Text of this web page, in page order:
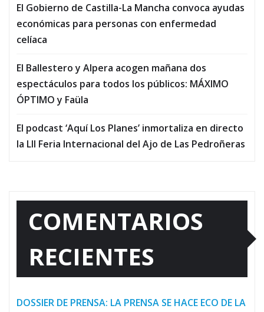
El Gobierno de Castilla-La Mancha convoca ayudas
económicas para personas con enfermedad
celíaca
El Ballestero y Alpera acogen mañana dos
espectáculos para todos los públicos: MÁXIMO
ÓPTIMO y Faüla
El podcast ‘Aquí Los Planes’ inmortaliza en directo
la LII Feria Internacional del Ajo de Las Pedroñeras
COMENTARIOS
RECIENTES
DOSSIER DE PRENSA: LA PRENSA SE HACE ECO DE LA